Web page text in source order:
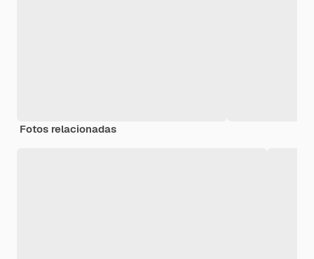
Fotos relacionadas